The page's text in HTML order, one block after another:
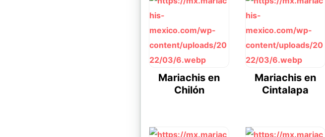
Mariachis en
Chilón
Mariachis en
Cintalapa